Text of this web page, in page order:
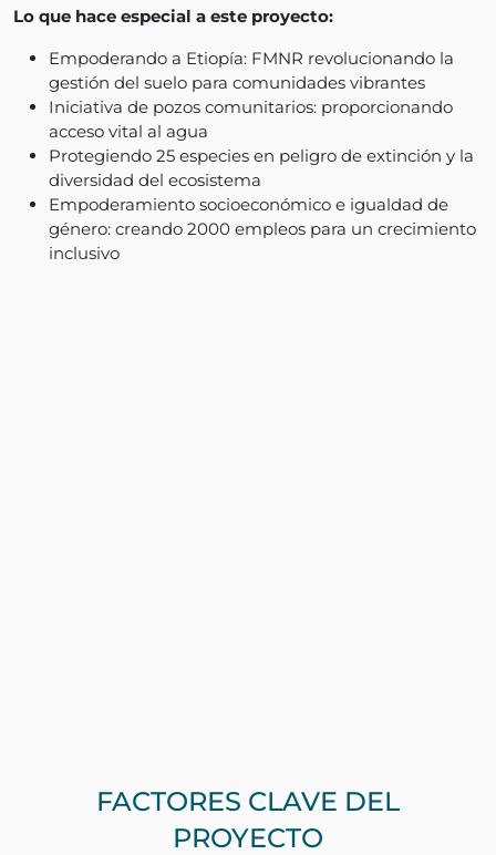
Lo que hace especial a este proyecto:
Empoderando a Etiopía: FMNR revolucionando la
gestión del suelo para comunidades vibrantes
Iniciativa de pozos comunitarios: proporcionando
acceso vital al agua
Protegiendo 25 especies en peligro de extinción y la
diversidad del ecosistema
Empoderamiento socioeconómico e igualdad de
género: creando 2000 empleos para un crecimiento
inclusivo
FACTORES CLAVE DEL
PROYECTO